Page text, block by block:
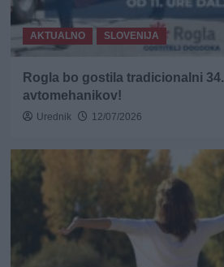
AKTUALNO SLOVENIJA
Rogla bo gostila tradicionalni
avtomehanikov!
Urednik 12/07/2026